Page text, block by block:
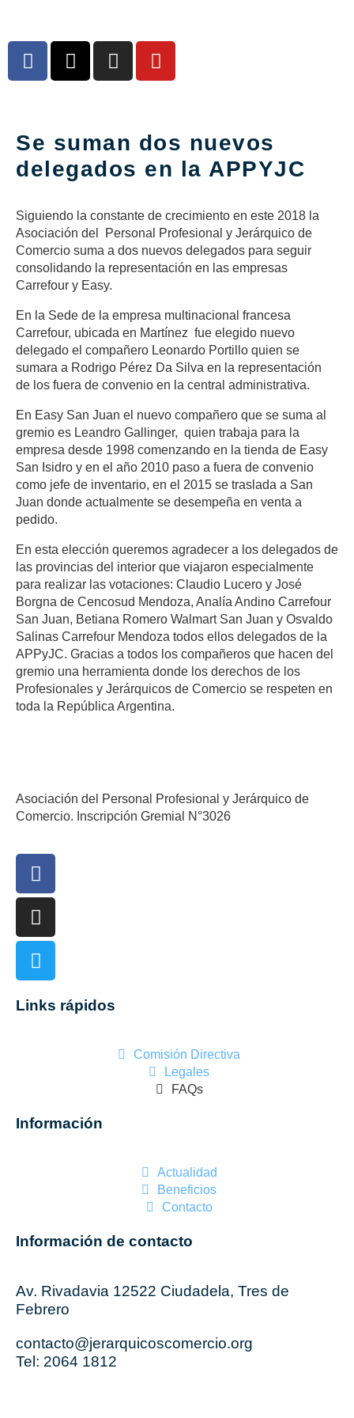
Se suman dos nuevos
delegados en la APPYJC
Siguiendo la constante de crecimiento en este 2018 la
Asociación del Personal Profesional y Jerárquico de
Comercio suma a dos nuevos delegados para seguir
consolidando la representación en las empresas
Carrefour y Easy.
En la Sede de la empresa multinacional francesa
Carrefour, ubicada en Martínez fue elegido nuevo
delegado el compañero Leonardo Portillo quien se
sumara a Rodrigo Pérez Da Silva en la representación
de los fuera de convenio en la central administrativa.
En Easy San Juan el nuevo compañero que se suma al
gremio es Leandro Gallinger, quien trabaja para la
empresa desde 1998 comenzando en la tienda de Easy
San Isidro y en el año 2010 paso a fuera de convenio
como jefe de inventario, en el 2015 se traslada a San
Juan donde actualmente se desempeña en venta a
pedido.
En esta elección queremos agradecer a los delegados de
las provincias del interior que viajaron especialmente
para realizar las votaciones: Claudio Lucero y José
Borgna de Cencosud Mendoza, Analía Andino Carrefour
San Juan, Betiana Romero Walmart San Juan y Osvaldo
Salinas Carrefour Mendoza todos ellos delegados de la
APPyJC. Gracias a todos los compañeros que hacen del
gremio una herramienta donde los derechos de los
Profesionales y Jerárquicos de Comercio se respeten en
toda la República Argentina.
Asociación del Personal Profesional y Jerárquico de
Comercio. Inscripción Gremial N°3026
Links rápidos
Comisión Directiva
Legales
FAQs
Información
Actualidad
Beneficios
Contacto
Información de contacto
Av. Rivadavia 12522 Ciudadela, Tres de
Febrero
contacto@jerarquicoscomercio.org
Tel: 2064 1812